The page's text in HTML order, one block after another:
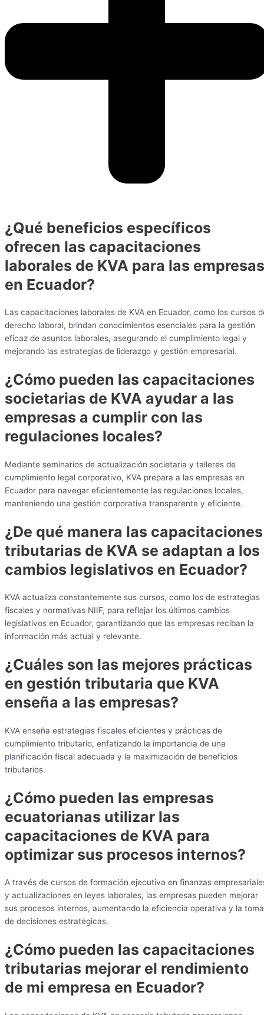
¿Qué beneficios específicos
ofrecen las capacitaciones
laborales de KVA para las empresas
en Ecuador?
Las capacitaciones laborales de KVA en Ecuador, como los cursos
derecho laboral, brindan conocimientos esenciales para la gestión
eficaz de asuntos laborales, asegurando el cumplimiento legal y
mejorando las estrategias de liderazgo y gestión empresarial.
¿Cómo pueden las capacitaciones
societarias de KVA ayudar a las
empresas a cumplir con las
regulaciones locales?
Mediante seminarios de actualización societaria y talleres de
cumplimiento legal corporativo, KVA prepara a las empresas en
Ecuador para navegar eficientemente las regulaciones locales,
manteniendo una gestión corporativa transparente y eficiente.
¿De qué manera las capacitaciones
tributarias de KVA se adaptan a los
cambios legislativos en Ecuador?
KVA actualiza constantemente sus cursos, como los de estrategias
fiscales y normativas NIIF, para reflejar los últimos cambios
legislativos en Ecuador, garantizando que las empresas reciban la
información más actual y relevante.
¿Cuáles son las mejores prácticas
en gestión tributaria que KVA
enseña a las empresas?
KVA enseña estrategias fiscales eficientes y prácticas de
cumplimiento tributario, enfatizando la importancia de una
planificación fiscal adecuada y la maximización de beneficios
tributarios.
¿Cómo pueden las empresas
ecuatorianas utilizar las
capacitaciones de KVA para
optimizar sus procesos internos?
A través de cursos de formación ejecutiva en finanzas
y actualizaciones en leyes laborales, las empresas pueden mejorar
sus procesos internos, aumentando la eficiencia operativa y la toma
de decisiones estratégicas.
¿Cómo pueden las capacitaciones
tributarias mejorar el rendimiento
de mi empresa en Ecuador?